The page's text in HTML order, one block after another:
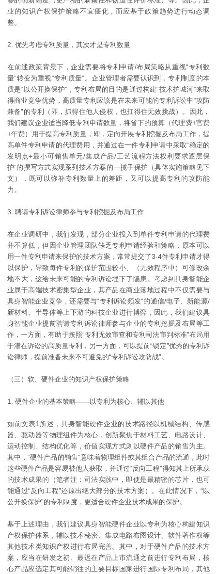
业的知识产权保护策略不宜僵化，而应基于政策趋势进行动态调
整。
2. 优先考虑专利质量，其次才是专利数量
在前述政策背景下，企业需要将专利申请/布局策略从重视“专利数
量”转变为重视“专利质量”。企业管理者需要认识到，专利制度的本
质是“以公开换保护”，专利布局的目的是通过构建“技术护城河”来取
得商业竞争优势，高质量专利应该是在未来可能的专利诉讼中“攻防
兼备”的专利（即，抓得住他人侵权，也扛得住无效挑战）。因此，
我们建议企业适当降低专利申请数量，将省下的预算（代理费+官费
+年费）用于提高专利质量，即，定向开展专利挖掘及布局工作，提
高单件专利申请的代理费用，并通过在一件专利申请中采取“稳定的
发明点+最小可销售单元/集成产品/工艺流程方法权利要求逐层保
护”的撰写方式实现系列技术方案的一揽子保护（具体实施策略见下
文），既可以弥补专利数量上的差距，又可以提高专利的攻防能
力。
3. 聘请专利诉讼律师参与专利挖掘及布局工作
在企业调研中，我们发现，部分企业投入到单件专利申请的代理费
并不算低，但因企业管理团队缺乏专利申请经验和策略，原本可以
用一件专利申请来保护的技术方案，常常提交了3-4件专利申请才得
以保护，导致每件专利的保护范围较小、（无效程序中）可修改余
地不大，这给未来可能的专利诉讼埋下了隐患。考虑到具身智能企
业属于高端技术密集型企业，其产品在商业落地过程中不仅需要与
具身智能企业竞争，还需要与“专利诉讼频发”的通信/电子、新能源/
新材料、半导体等上下游的科技企业进行博弈，因此，我们建议具
身智能企业提前聘请专利诉讼律师参与企业的专利挖掘及布局等工
作，一方面，有助于按照“专利无效审查和专利司法审判标准”布局用
于潜在诉讼的高质量专利，另一方面，可以提前“锁定”优秀的专利诉
讼律师，提前准备未来不可避免的“专利诉讼攻防战”。
（三）软、硬件企业的知识产权保护策略
1. 硬件企业的基本策略——以专利为核心、辅以其他
如前文表1所述，具身智能硬件企业的技术路径以机械结构、传感
器、驱动器等物理组件为核心，创新聚焦于材料工艺、电路设计、
运动控制、结构优化等，价值实现方式则以硬件产品的销售为主。
其中，“硬件产品的销售”意味着物理组件或其组合产品的流通，此时
这些硬件产品是容易被他人获取，并通过“反向工程”得知其上所承载
的技术成果的（笔者注：司法实践中，即使是最精密的芯片，也可
能通过“反向工程”还原出绝大部分的技术方案）。在此情况下，“以
公开换保护”的专利制度，更适合硬件企业技术成果的保护。
基于上述理由，我们建议具身智能硬件企业以专利为核心构建知识
产权保护体系，辅以技术秘密、集成电路布图设计、软件著作权等
其他技术类知识产权进行布局完善。其中，对于硬件产品的技术方
案，应当在研发之初、最迟在产品上市流通之前进行专利布局，核
心产品应选定其可能销往的主要目标国家进行国际专利布局，其他